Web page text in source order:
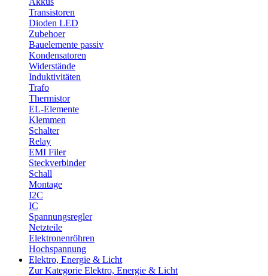
Transistoren
Dioden LED
Zubehoer
Bauelemente passiv
Kondensatoren
Widerstände
Induktivitäten
Trafo
Thermistor
EL-Elemente
Klemmen
Schalter
Relay
EMI Filer
Steckverbinder
Schall
Montage
I2C
IC
Spannungsregler
Netzteile
Elektronenröhren
Hochspannung
Elektro, Energie & Licht
Zur Kategorie Elektro, Energie & Licht